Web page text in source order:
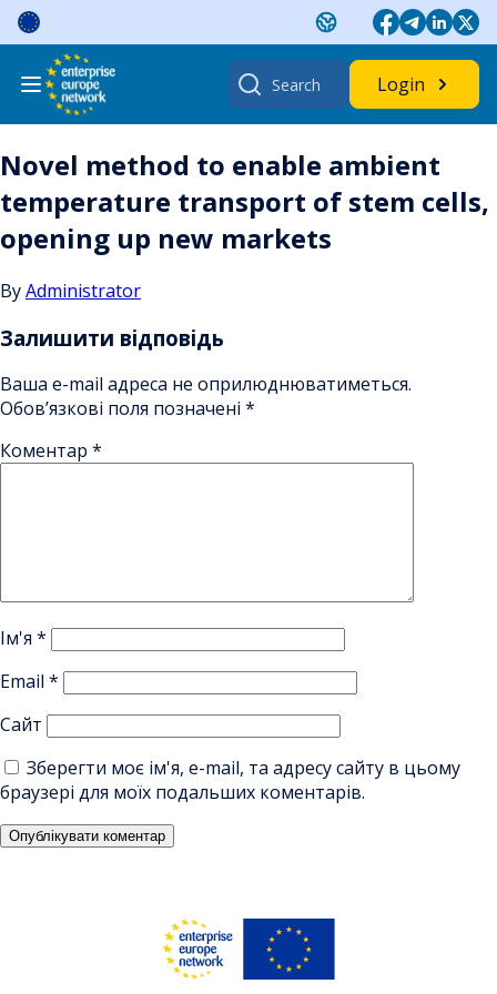
Skip
content
Search
for:
Login
Novel method to enable ambient
temperature transport of stem cells,
opening up new markets
ByAdministrator
Залишити відповідь
Ваша e-mail адреса не оприлюднюватиметься.
Обов’язкові поля позначені *
Коментар *
Ім'я *
Email *
Сайт
Зберегти моє ім'я, e-mail, та адресу сайту в цьому
браузері для моїх подальших коментарів.